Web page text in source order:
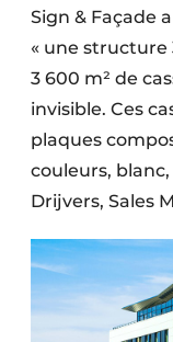
Techniques
Travaux
Sign & Façade
« une structure
3 600 m² de
invisible. Ces
plaques
couleurs,
Drijvers, Sales